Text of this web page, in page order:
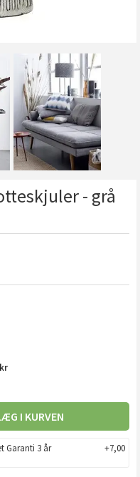
- grå
I KURVEN
Garanti 3 år +7,00